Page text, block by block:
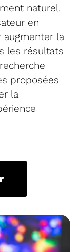
naturel.
en
augmenter la
les résultats
proposées
la